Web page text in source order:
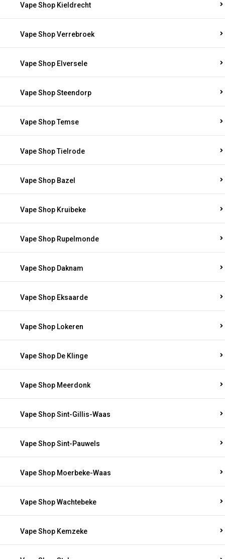
Vape Shop Kieldrecht
Vape Shop Verrebroek
Vape Shop Elversele
Vape Shop Steendorp
Vape Shop Temse
Vape Shop Tielrode
Vape Shop Bazel
Vape Shop Kruibeke
Vape Shop Rupelmonde
Vape Shop Daknam
Vape Shop Eksaarde
Vape Shop Lokeren
Vape Shop De Klinge
Vape Shop Meerdonk
Vape Shop Sint-Gillis-Waas
Vape Shop Sint-Pauwels
Vape Shop Moerbeke-Waas
Vape Shop Wachtebeke
Vape Shop Kemzeke